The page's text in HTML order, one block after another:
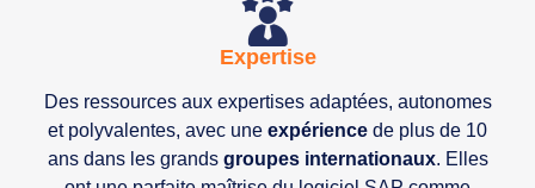
Expertise
Des ressources aux expertises adaptées, autonomes
et polyvalentes, avec une expérience de plus de 10
ans dans les grands groupes internationaux. Elles